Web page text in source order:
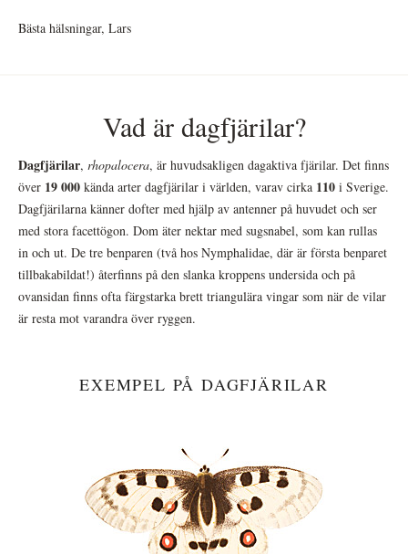
Bästa hälsningar, Lars
Vad är dagfjärilar?
Dagfjärilar, rhopalocera, är huvudsakligen dagaktiva fjärilar. Det finns
över 19 000 kända arter dagfjärilar i världen, varav cirka 110 i Sverige.
Dagfjärilarna känner dofter med hjälp av antenner på huvudet och ser
med stora facettögon. Dom äter nektar med sugsnabel, som kan rullas
in och ut. De tre benparen (två hos Nymphalidae, där är första benparet
tillbakabildat!) återfinns på den slanka kroppens undersida och på
ovansidan finns ofta färgstarka brett triangulära vingar som när de vilar
är resta mot varandra över ryggen.
EXEMPEL PÅ DAGFJÄRILAR